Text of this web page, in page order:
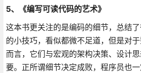
5、《编写可读代码的艺术》
这本书更关注的是编码的细节，总结
的小技巧，看似都微不足道，但是对
而言，它们与宏观的架构决策、设计
要。正所谓细节决定成败，程序员也一